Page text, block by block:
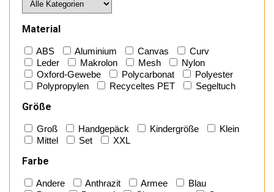
Material
ABS Aluminium Canvas
Curv
Leder
Makrolon Mesh
Nylon
Oxford-Gewebe
Polycarbonat
Polyester
Polypropylen
Recyceltes PET Segeltuch
Größe
Groß Handgepäck Kindergröße
Klein
Mittel
Set XXL
Farbe
Andere Anthrazit Armee
Blau